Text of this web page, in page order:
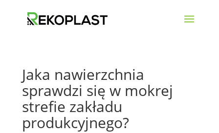
Jaka nawierzchnia
sprawdzi się w mokrej
strefie zakładu
produkcyjnego?